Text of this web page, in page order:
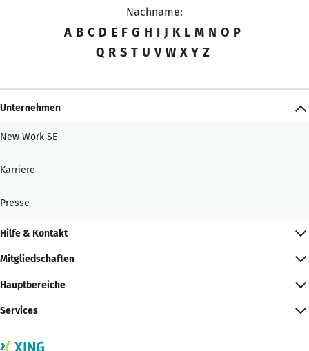
Nachname:
A B C D E F G H I J K L M N O P
Q R S T U V W X Y Z
Unternehmen
New Work SE
Karriere
Presse
Hilfe & Kontakt
Mitgliedschaften
Hauptbereiche
Services